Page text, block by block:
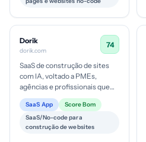
Dorik
dorik.com
74
SaaS de construção de sites
com IA, voltado a PMEs,
agências e profissionais que
desejam solução rápida, com
possibilidade de integrações...
SaaS App
Score Bom
SaaS/No-code para
construção de websites